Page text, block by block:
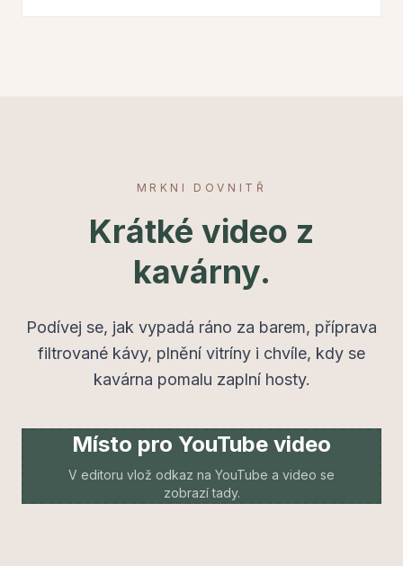
MRKNI DOVNITŘ
Krátké video z
kavárny.
Podívej se, jak vypadá ráno za barem, příprava
filtrované kávy, plnění vitríny i chvíle, kdy se
kavárna pomalu zaplní hosty.
Místo pro YouTube video
V editoru vlož odkaz na YouTube a video se
zobrazí tady.